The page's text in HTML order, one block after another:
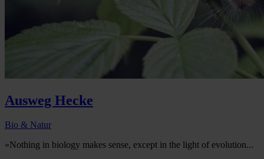
Ausweg Hecke
Bio & Natur
»Nothing in biology makes sense, except in the light of evolution...